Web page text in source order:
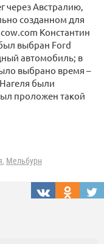
через Австралию,
созданном для
Константин
выбран Ford
автомобиль; в
выбрано время –
были
проложен такой
, Мельбурн